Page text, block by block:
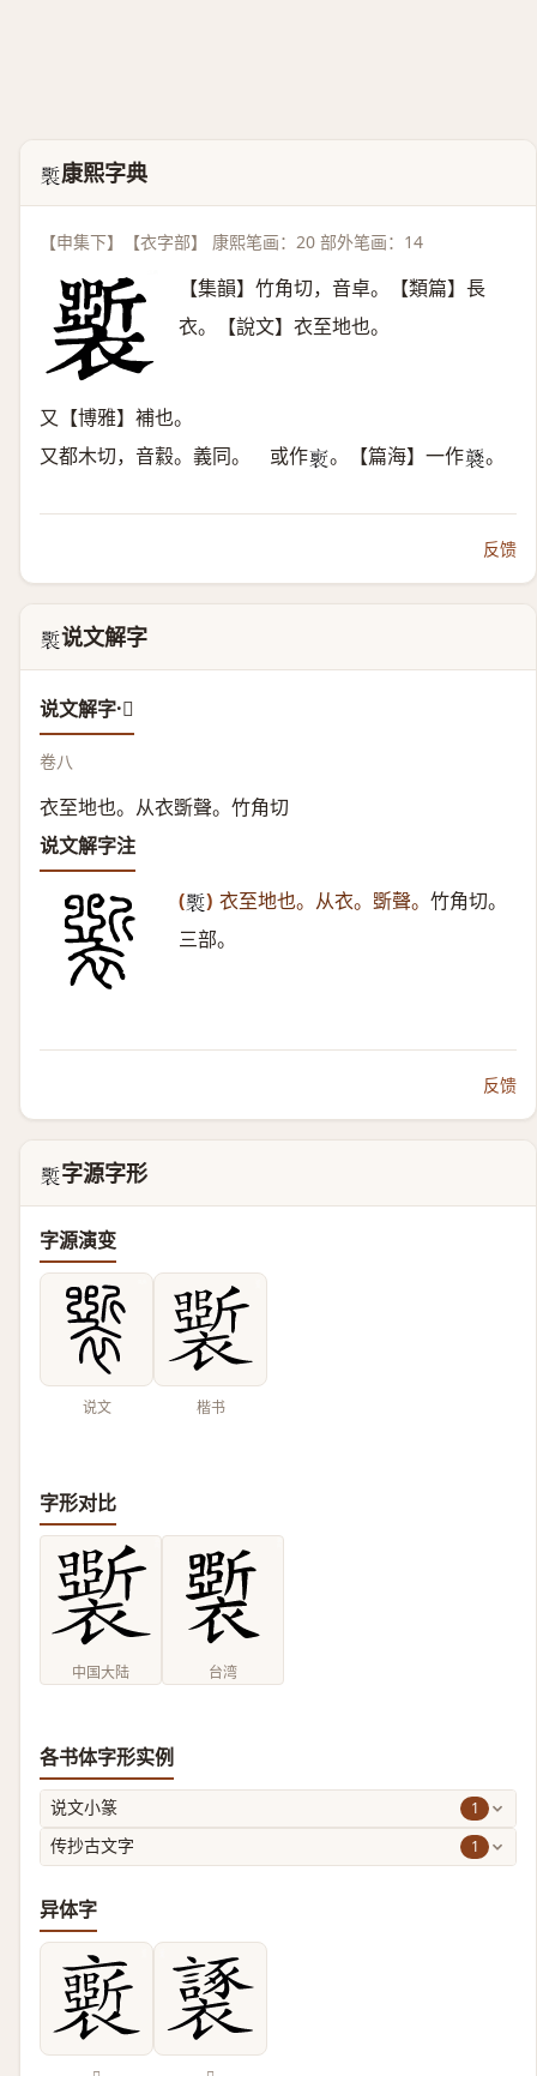
𧞐 康熙字典
【申集下】【衣字部】 康熙笔画：20 部外笔画：14
【集韻】竹角切，音卓。【類篇】長
衣。【說文】衣至地也。
又【博雅】補也。
又都木切，音縠。義同。 或作𧞗 。【篇海】一作𧞮 。
反馈
𧞐说文解字
说文解字·𧞐
卷八
衣至地也。从衣斲聲。竹角切
说文解字注
(𧞐 ) 衣至地也。从衣。斲聲。 竹角切。
三部。
反馈
𧞐 字源字形
字源演变
说文 楷书
字形对比
中国大陆 台湾
各书体字形实例
说文小篆 1
传抄古文字 1
异体字